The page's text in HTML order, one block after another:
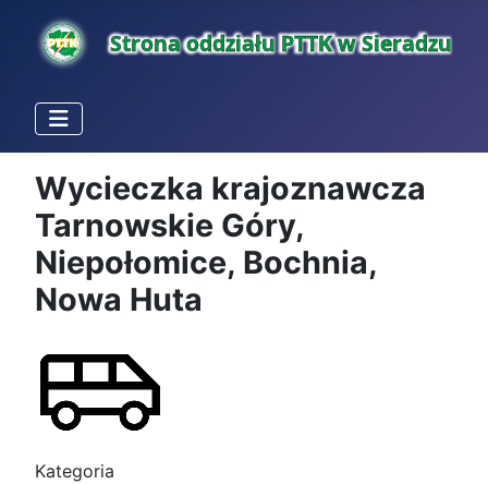
Wycieczka krajoznawcza
Tarnowskie Góry,
Niepołomice, Bochnia,
Nowa Huta
Kategoria